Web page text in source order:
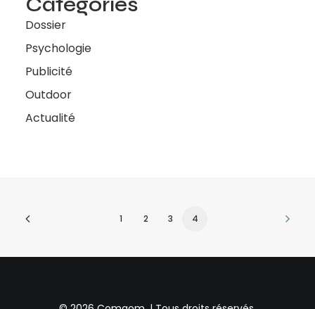
Dossier
Psychologie
Publicité
Outdoor
Actualité
1 2 3 4